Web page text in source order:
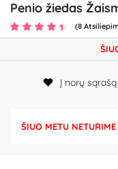
Penio žiedas
(8
Į norų sąrašą
ŠIUO METU NETURIME